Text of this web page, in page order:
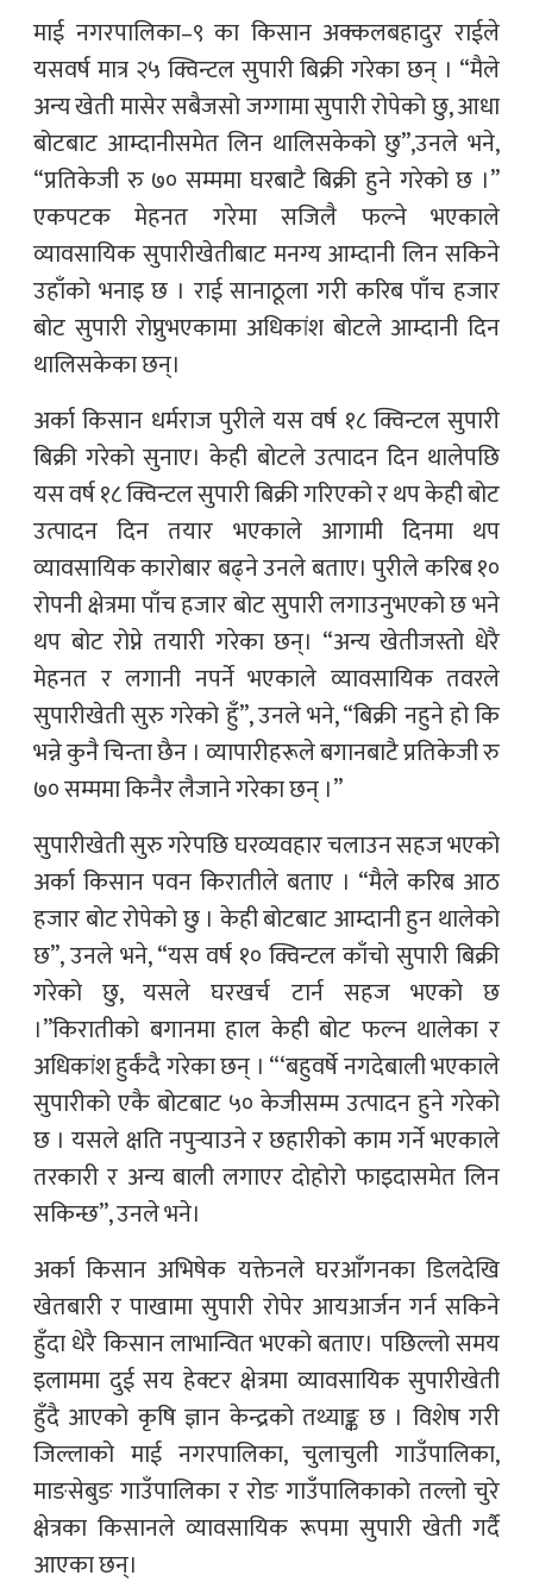
माई नगरपालिका–९ का किसान अक्कलबहादुर राईले
यसवर्ष मात्र २५ क्विन्टल सुपारी बिक्री गरे‍का छन् । “मैले
अन्य खेती मासेर सबैजसो जग्गामा सुपारी रोपेको छु, आधा
बोटबाट आम्दानीसमेत लिन थालिसकेको छु”,उनले भने,
“प्रतिकेजी रु ७० सम्ममा घरबाटै बिक्री हुने गरेको छ ।”
एकपटक मेहनत गरेमा सजिलै फल्ने भएकाले
व्यावसायिक सुपारीखेतीबाट मनग्य आम्दानी लिन सकिने
उहाँको भनाइ छ । राई सानाठूला गरी करिब पाँच हजार
बोट सुपारी रोप्नुभएकामा अधिकांश बोटले आम्दानी दिन
थालिसकेका छन्।
अर्का किसान धर्मराज पुरीले यस वर्ष १८ क्विन्टल सुपारी
बिक्री गरेको सुनाए। केही बोटले उत्पादन दिन थालेपछि
यस वर्ष १८ क्विन्टल सुपारी बिक्री गरिएको र थप केही बोट
उत्पादन दिन तयार भएकाले आगामी दिनमा थप
व्यावसायिक कारोबार बढ्ने उनले बताए। पुरीले करिब १०
रोपनी क्षेत्रमा पाँच हजार बोट सुपारी लगाउनुभएको छ भने
थप बोट रोप्ने तयारी गरेका छन्। “अन्य खेतीजस्तो धेरै
मेहनत र लगानी नपर्ने भएकाले व्यावसायिक तवरले
सुपारीखेती सुरु गरेको हुँ”, उनले भने, “बिक्री नहुने हो कि
भन्ने कुनै चिन्ता छैन । व्यापारीहरूले बगानबाटै प्रतिकेजी रु
७० सम्ममा किनैर लैजाने गरेका छन् ।”
सुपारीखेती सुरु गरेपछि घरव्यवहार चलाउन सहज भएको
अर्का किसान पवन किरातीले बताए । “मैले करिब आठ
हजार बोट रोपेको छु । केही बोटबाट आम्दानी हुन थालेको
छ”, उनले भने, “यस वर्ष १० क्विन्टल काँचो सुपारी बिक्री
गरेको छु, यसले घरखर्च टार्न सहज भएको छ
।”किरातीको बगानमा हाल केही बोट फल्न थालेका र
अधिकांश हुर्कंदै गरेका छन् । “‘बहुवर्षे नगदेबाली भएकाले
सुपारीको एकै बोटबाट ५० केजीसम्म उत्पादन हुने गरेको
छ । यसले क्षति नपुर्‍याउने र छहारीको काम गर्ने भएकाले
तरकारी र अन्य बाली लगाएर दोहोरो फाइदासमेत लिन
सकिन्छ”, उनले भने।
अर्का किसान अभिषेक यक्तेनले घरआँगनका डिलदेखि
खेतबारी र पाखामा सुपारी रोपेर आयआर्जन गर्न सकिने
हुँदा धेरै किसान लाभान्वित भएको बताए। पछिल्लो समय
इलाममा दुई सय हेक्टर क्षेत्रमा व्यावसायिक सुपारीखेती
हुँदै आएको कृषि ज्ञान केन्द्रको तथ्याङ्क छ । विशेष गरी
जिल्लाको माई नगरपालिका, चुलाचुली गाउँपालिका,
माङसेबुङ गाउँपालिका र रोङ गाउँपालिकाको तल्लो चुरे
क्षेत्रका किसानले व्यावसायिक रूपमा सुपारी खेती गर्दै
आएका छन्।